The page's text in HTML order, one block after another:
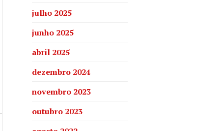
julho 2025
junho 2025
abril 2025
dezembro 2024
novembro 2023
outubro 2023